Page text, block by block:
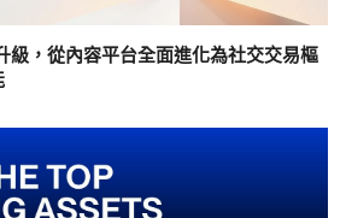
級，從內容平台全面進化為社交交易樞